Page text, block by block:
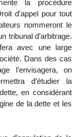
la procédure
d’appel pour tout
nommeront le
tribunal d’arbitrage.
avec une large
Dans des cas
l’envisagera, on
d’étudier la
en considérant
de la dette et les